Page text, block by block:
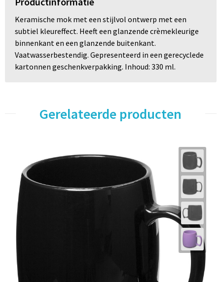
Keramische mok met een stijlvol ontwerp met een
subtiel kleureffect. Heeft een glanzende crèmekleurige
binnenkant en een glanzende buitenkant.
Vaatwasserbestendig. Gepresenteerd in een gerecyclede
kartonnen geschenkverpakking. Inhoud: 330 ml.
Gerelateerde producten